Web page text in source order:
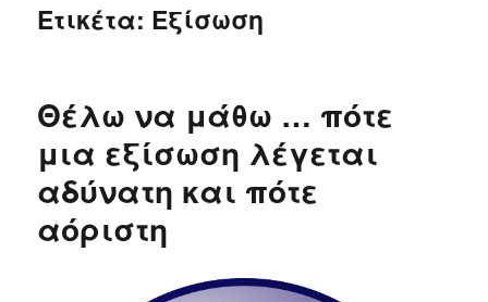
Ετικέτα: Εξίσωση
Θέλω να μάθω … πότε
μια εξίσωση λέγεται
αδύνατη και πότε
αόριστη